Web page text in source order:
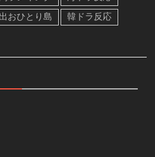
おひとり島
韓ドラ反応